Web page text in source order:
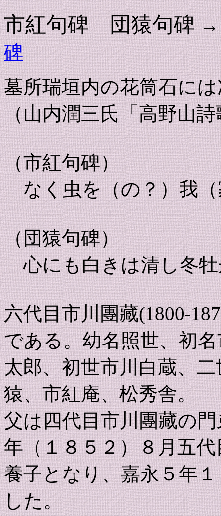
市紅句碑 団猿句碑
碑
墓所瑞垣内の花筒石に
（山内潤三氏「高野山
（市紅句碑）
なく虫を（の？）我
（団猿句碑）
心にも白きは清し冬
六代目市川團藏(1800-
である。幼名照世、初
太郎、初世市川白蔵、
猿、市紅庵、松秀舎。
父は四代目市川團藏の
年（１８５２）８月五
養子となり、嘉永５年
した。